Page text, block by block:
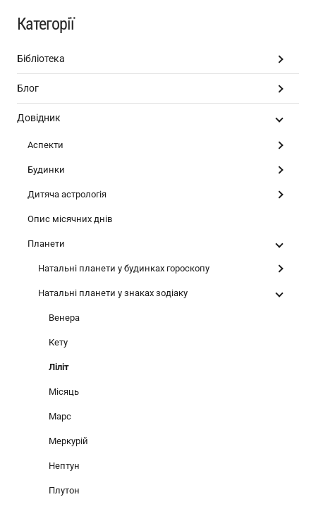
Категорії
Бібліотека
Блог
Довідник
Аспекти
Будинки
Дитяча астрологія
Опис місячних днів
Планети
Натальні планети у будинках гороскопу
Натальні планети у знаках зодіаку
Венера
Кету
Ліліт
Місяць
Марс
Меркурій
Нептун
Плутон